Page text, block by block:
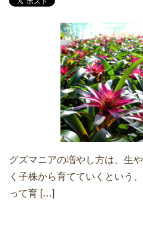
グズマニアの増やし方は、生
く子株から育てていくという
って育 […]